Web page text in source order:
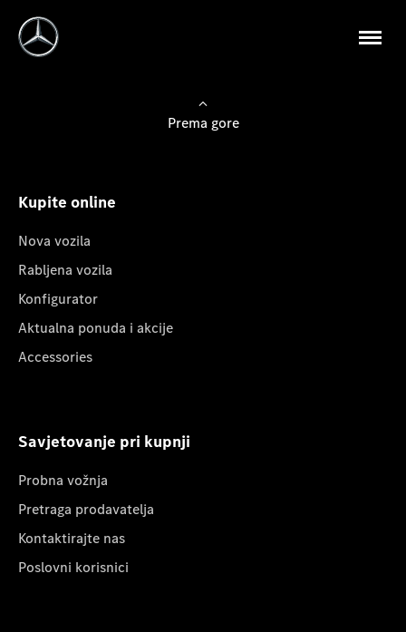
Prema gore
Kupite online
Nova vozila
Rabljena vozila
Konfigurator
Aktualna ponuda i akcije
Accessories
Savjetovanje pri kupnji
Probna vožnja
Pretraga prodavatelja
Kontaktirajte nas
Poslovni korisnici